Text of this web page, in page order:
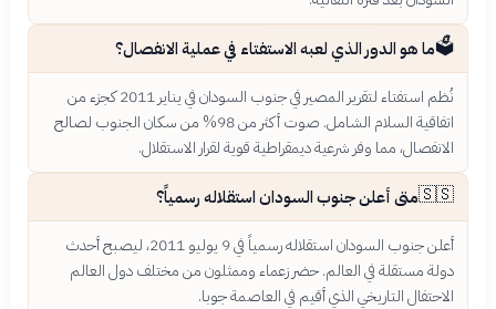
🗳️ما هو الدور الذي لعبه الاستفتاء في عملية الانفصال؟
نُظم استفتاء لتقرير المصير في جنوب السودان في يناير 2011 كجزء من
اتفاقية السلام الشامل. صوت أكثر من 98% من سكان الجنوب لصالح
الانفصال، مما وفر شرعية ديمقراطية قوية لقرار الاستقلال.
🇸🇸متى أعلن جنوب السودان استقلاله رسمياً؟
أعلن جنوب السودان استقلاله رسمياً في 9 يوليو 2011، ليصبح أحدث
دولة مستقلة في العالم. حضر زعماء وممثلون من مختلف دول العالم
الاحتفال التاريخي الذي أقيم في العاصمة جوبا.